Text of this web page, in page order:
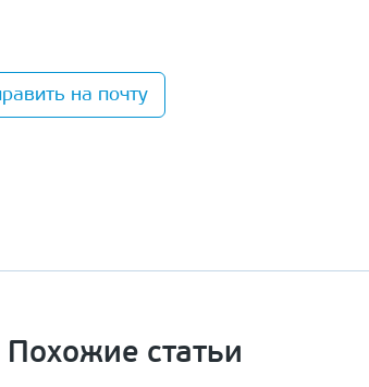
на почту
Похожие статьи